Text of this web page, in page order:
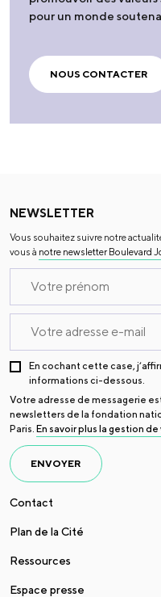
pour un monde
NOUS CONTACTER
NEWSLETTER
Vous souhaitez suivre notre
vous à notre newsletter Boulevard
En cochant cette case,
informations ci-dessous.
Votre adresse de messagerie
newsletters de la fondation
Paris. En savoir plus la gestion
ENVOYER
Contact
Plan de la Cité
Ressources
Espace presse